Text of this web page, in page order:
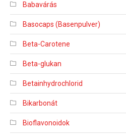
Babavárás
Basocaps (Basenpulver)
Beta-Carotene
Beta-glukan
Betainhydrochlorid
Bikarbonát
Bioflavonoidok